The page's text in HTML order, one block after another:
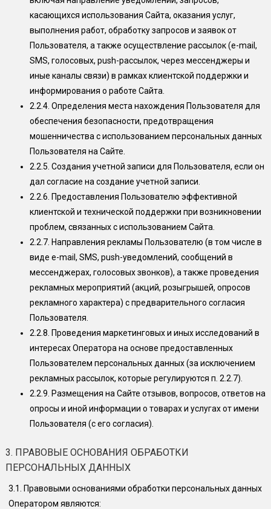
касающихся использования Сайта, оказания услуг,
выполнения работ, обработку запросов и заявок от
Пользователя, а также осуществление рассылок (e-mail,
SMS, голосовых, push-рассылок, через мессенджеры и
иные каналы связи) в рамках клиентской поддержки и
информирования о работе Сайта.
2.2.4. Определения места нахождения Пользователя для
обеспечения безопасности, предотвращения
мошенничества с использованием персональных данных
Пользователя на Сайте.
2.2.5. Создания учетной записи для Пользователя, если он
дал согласие на создание учетной записи.
2.2.6. Предоставления Пользователю эффективной
клиентской и технической поддержки при возникновении
проблем, связанных с использованием Сайта.
2.2.7. Направления рекламы Пользователю (в том числе в
виде e-mail, SMS, push-уведомлений, сообщений в
мессенджерах, голосовых звонков), а также проведения
рекламных мероприятий (акций, розыгрышей, опросов
рекламного характера) с предварительного согласия
Пользователя.
2.2.8. Проведения маркетинговых и иных исследований в
интересах Оператора на основе предоставленных
Пользователем персональных данных (за исключением
рекламных рассылок, которые регулируются п. 2.2.7).
2.2.9. Размещения на Сайте отзывов, вопросов, ответов на
опросы и иной информации о товарах и услугах от имени
Пользователя (с его согласия).
3. ПРАВОВЫЕ ОСНОВАНИЯ ОБРАБОТКИ
ПЕРСОНАЛЬНЫХ ДАННЫХ
3.1.
Правовыми основаниями обработки персональных данных
Оператором являются: